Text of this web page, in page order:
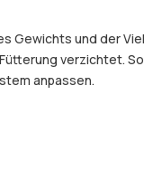
Gewichts und der
verzichtet.
anpassen.